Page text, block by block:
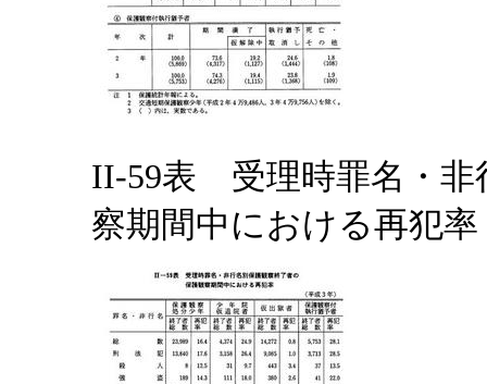
II-59表 受理時罪名・非
察期間中における再犯率